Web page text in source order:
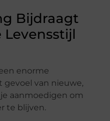
Bijdraagt
Levensstijl
enorme
gevoel van nieuwe,
aanmoedigen om
te blijven.